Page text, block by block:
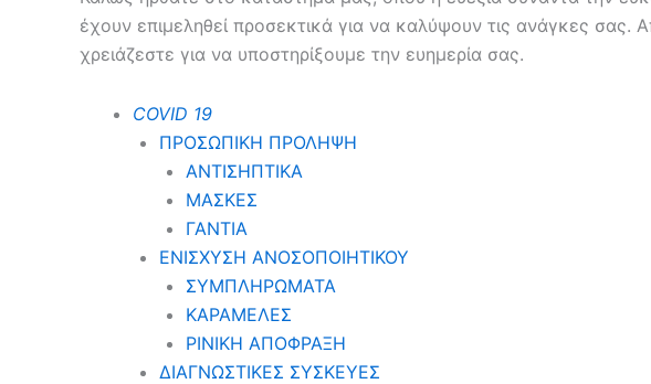
έχουν επιμεληθεί προσεκτικά για να καλύψουν τις ανάγκες
χρειάζεστε για να υποστηρίξουμε την ευημερία σας.
COVID 19
ΠΡΟΣΩΠΙΚΗ ΠΡΟΛΗΨΗ
ΑΝΤΙΣΗΠΤΙΚΑ
ΜΑΣΚΕΣ
ΓΑΝΤΙΑ
ΕΝΙΣΧΥΣΗ ΑΝΟΣΟΠΟΙΗΤΙΚΟΥ
ΣΥΜΠΛΗΡΩΜΑΤΑ
ΚΑΡΑΜΕΛΕΣ
ΡΙΝΙΚΗ ΑΠΟΦΡΑΞΗ
ΔΙΑΓΝΩΣΤΙΚΕΣ ΣΥΣΚΕΥΕΣ